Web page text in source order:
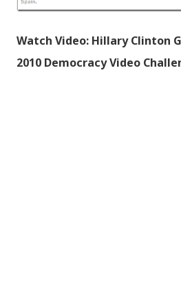
Watch Video: Hillary Clinton
2010 Democracy Video